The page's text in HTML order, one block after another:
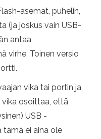
asemat, puhelin,
(ja joskus vain USB-
antaa
virhe. Toinen versio
vika tai portin ja
osoittaa, että
USB -
tämä ei aina ole